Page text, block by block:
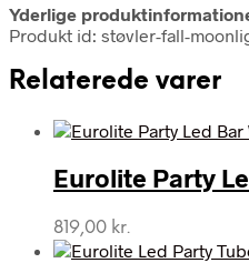
Yderlige
Produkt id: støvler-fall-
Relaterede varer
Eurolite Party
819,00 kr.